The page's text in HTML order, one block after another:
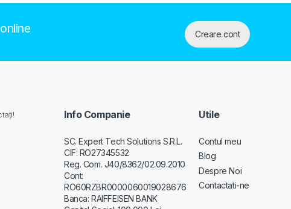
Creare cont
Info Companie
SC. Expert Tech Solutions S.R.L.
CIF: RO27345532
Reg. Com. J40/8362/02.09.2010
Cont:
RO60RZBR0000060019028676
Banca: RAIFFEISEN BANK
Utile
Contul meu
Blog
Despre Noi
Contactati-ne